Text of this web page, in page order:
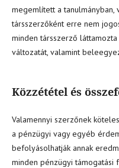
megemlített a
társszerzőként erre nem
minden társszerző
változatát, valamint
Közzététel és
Valamennyi szerzőnek
a pénzügyi vagy egyéb
befolyásolhatják annak
minden pénzügyi támogatási